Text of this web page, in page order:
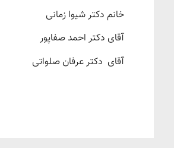
خانم دکتر شیوا زمانی
آقای دکتر احمد صفاپور
آقای دکتر عرفان صلواتی